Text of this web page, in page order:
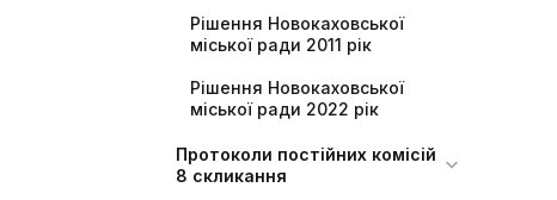
Рішення Новокаховської
міської ради 2011 рік
Рішення Новокаховської
міської ради 2022 рік
Протоколи постійних комісій
8 скликання